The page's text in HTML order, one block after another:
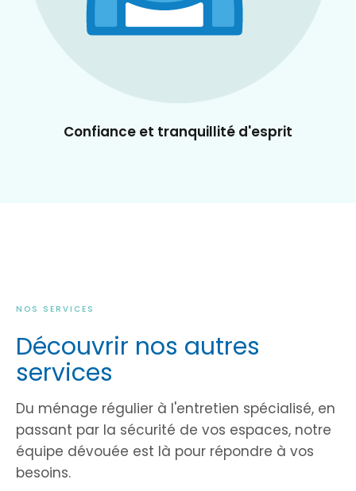
Confiance et tranquillité d'esprit
NOS SERVICES
Découvrir nos autres
services
Du ménage régulier à l'entretien spécialisé, en
passant par la sécurité de vos espaces, notre
équipe dévouée est là pour répondre à vos
besoins.